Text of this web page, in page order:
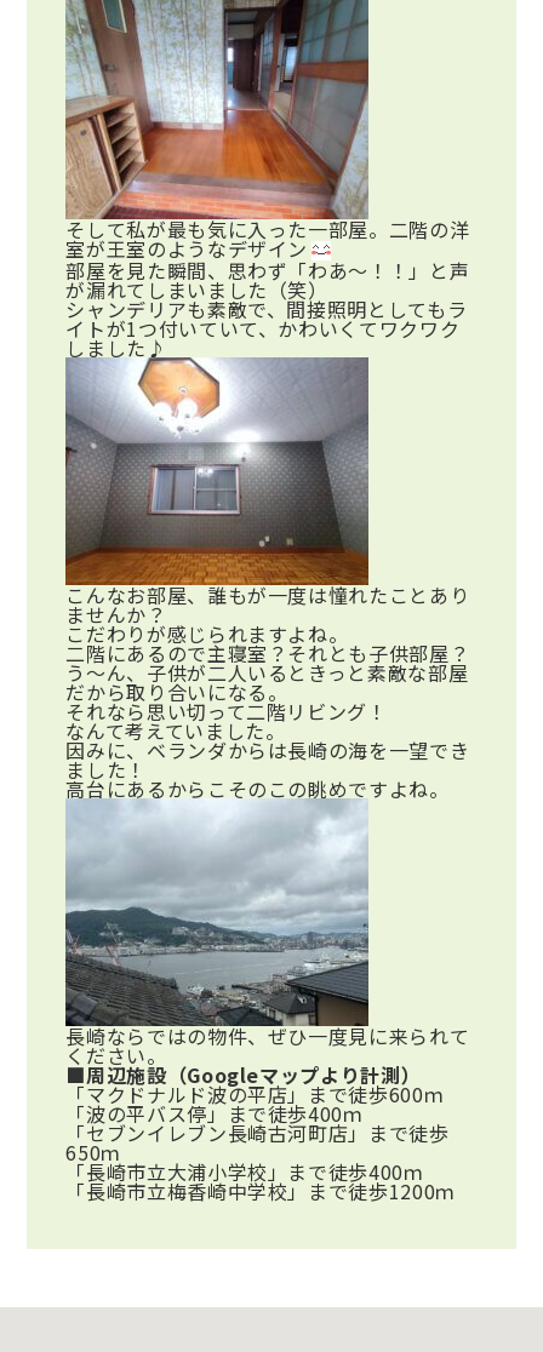
そして私が最も気に入った一部屋。二階の洋
室が王室のようなデザイン
部屋を見た瞬間、思わず「わあ～！！」と声
が漏れてしまいました（笑）
シャンデリアも素敵で、間接照明としてもラ
イトが1つ付いていて、かわいくてワクワク
しました♪
こんなお部屋、誰もが一度は憧れたことあり
ませんか？
こだわりが感じられますよね。
二階にあるので主寝室？それとも子供部屋？
う～ん、子供が二人いるときっと素敵な部屋
だから取り合いになる。
それなら思い切って二階リビング！
なんて考えていました。
因みに、ベランダからは長崎の海を一望でき
ました！
高台にあるからこそのこの眺めですよね。
長崎ならではの物件、ぜひ一度見に来られて
ください。
■周辺施設（Googleマップより計測）
「マクドナルド波の平店」まで徒歩600ｍ
「波の平バス停」まで徒歩400ｍ
「セブンイレブン長崎古河町店」まで徒歩
650ｍ
「長崎市立大浦小学校」まで徒歩400ｍ
「長崎市立梅香崎中学校」まで徒歩1200ｍ